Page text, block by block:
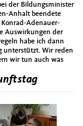
der Bildungsminister
Anhalt beendete
Konrad-Adenauer-
Auswirkungen der
habe ich dann
unterstützt. Wir reden
wir tun auch was